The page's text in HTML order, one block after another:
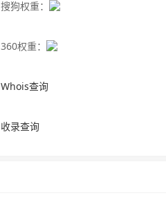
搜狗权重：
360权重：
Whois查询
收录查询